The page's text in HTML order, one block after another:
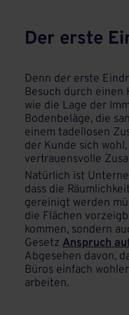
Der erste
Denn der erste
Besuch durch einen
wie die Lage der
Bodenbeläge, die
einem tadellosen
der Kunde sich
vertrauensvolle
Natürlich ist
dass die
gereinigt werden
die Flächen
kommen, sondern
Gesetz Anspruch
Abgesehen davon,
Büros einfach
arbeiten.